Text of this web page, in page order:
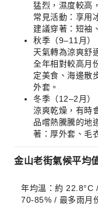
猛烈，濕度較高
常見活動：享用
建議穿著：短袖
秋季（9–11月）
天氣轉為涼爽舒
全年相對較高月
定美食、海邊散
外套。
冬季（12–2月）
涼爽乾燥，有時
品嚐熱騰騰的地
著：厚外套、毛
金山老街氣候平均
年均溫：約 22.8°C
70-85% / 最多雨月